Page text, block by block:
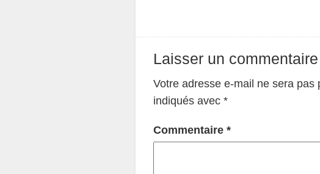
Laisser un commentaire
Votre adresse e-mail ne sera pas
indiqués avec *
Commentaire *